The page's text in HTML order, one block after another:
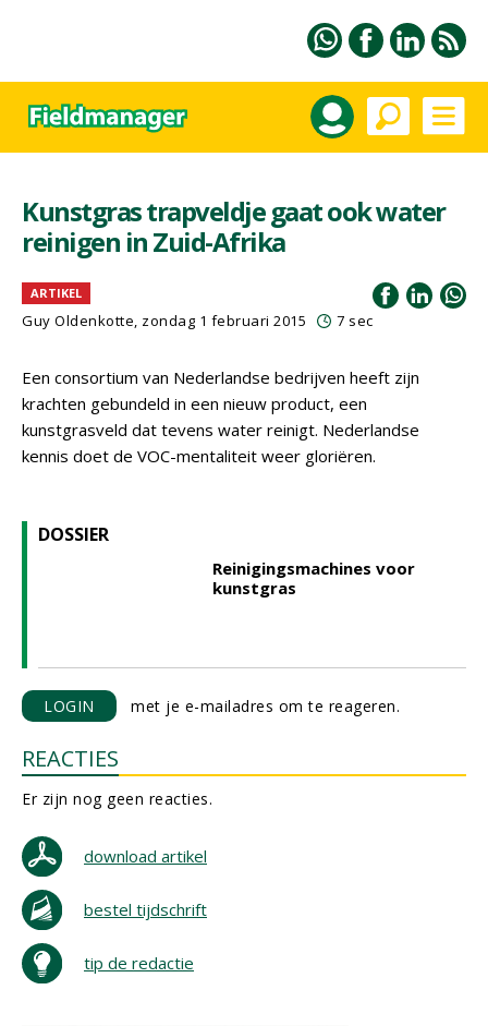
Kunstgras trapveldje gaat ook water
reinigen in Zuid-Afrika
ARTIKEL
Guy Oldenkotte, zondag 1 februari 2015 7 sec
Een consortium van Nederlandse bedrijven heeft zijn
krachten gebundeld in een nieuw product, een
kunstgrasveld dat tevens water reinigt. Nederlandse
kennis doet de VOC-mentaliteit weer gloriëren.
DOSSIER
Reinigingsmachines voor
kunstgras
LOGIN met je e-mailadres om te reageren.
REACTIES
Er zijn nog geen reacties.
download artikel
bestel tijdschrift
tip de redactie